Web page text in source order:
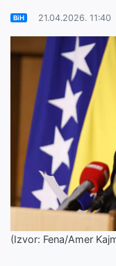
BiH 21.04.2026. 11:40
(Izvor: Fena/Amer